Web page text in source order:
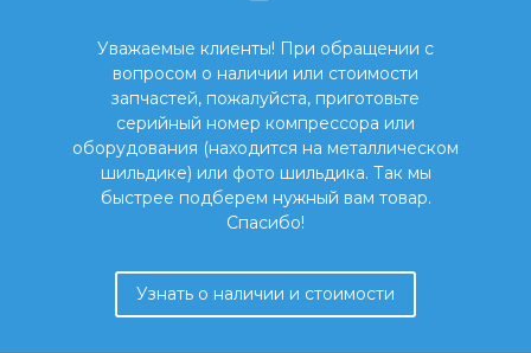
Уважаемые клиенты! При обращении с
вопросом о наличии или стоимости
запчастей, пожалуйста, приготовьте
серийный номер компрессора или
оборудования (находится на металлическом
шильдике) или фото шильдика. Так мы
быстрее подберем нужный вам товар.
Спасибо!
Узнать о наличии и стоимости